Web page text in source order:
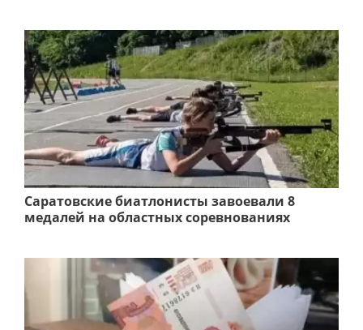
Саратовские биатлонисты завоевали 8
медалей на областных соревнованиях